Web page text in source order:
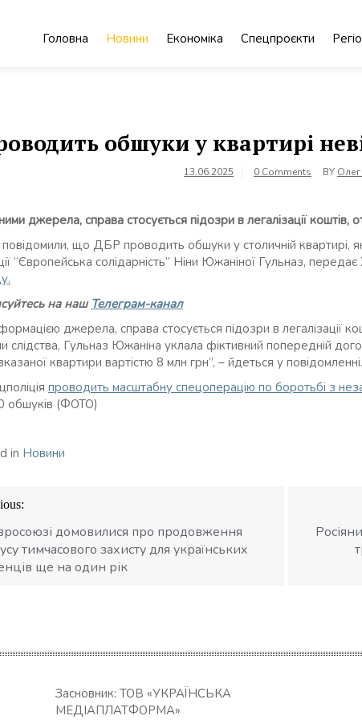
Головна Новини Економіка Спецпроєкти
обшуки у квартирі
13.06.2025 0 Comments BY Олег
джерела, справа стосується підозри в легалізації
що ДБР проводить обшуки у столичній квартирі,
“Європейська солідарність” Ніни Южаніної Гульназ,
на наш Телеграм-канал
джерела, справа стосується підозри в легалізації
слідства, Гульназ Южаніна уклала фіктивний попередній
квартири вартістю 8 млн грн”, – йдеться у повідомленні.
проводить масштабну спецоперацію по боротьбі з
обшуків (ФОТО)
in Новини
домовилися про продовження
тимчасового захисту для українських
ще на один рік
Засновник: ТОВ «УКРАЇНСЬКА
МЕДІАПЛАТФОРМА»